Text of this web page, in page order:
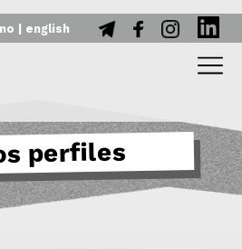
perfiles